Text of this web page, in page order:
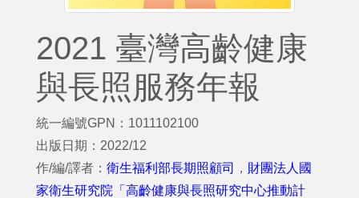
2021 臺灣高齡健康
與長照服務年報
統一編號GPN：1011102100
出版日期：2022/12
作/編/譯者： 衛生福利部長期照顧司 ， 財團法人國
家衛生研究院「高齡健康與長照研究中心推動計